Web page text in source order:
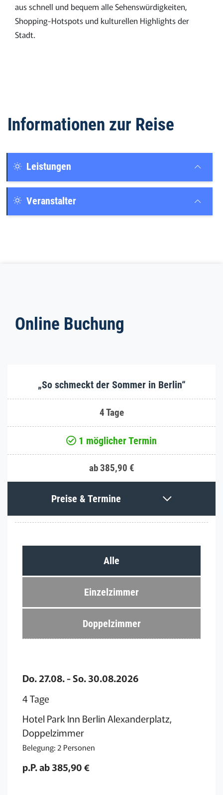
aus schnell und bequem alle Sehenswürdigkeiten,
Shopping-Hotspots und kulturellen Highlights der
Stadt.
Informationen zur Reise
Leistungen
Veranstalter
Online Buchung
„So schmeckt der Sommer in Berlin“
4 Tage
1 möglicher Termin
ab 385,90 €
Preise & Termine
Alle
Einzelzimmer
Doppelzimmer
Do. 27.08. - So. 30.08.2026
4 Tage
Hotel Park Inn Berlin Alexanderplatz,
Doppelzimmer
Belegung: 2 Personen
p.P. ab 385,90 €